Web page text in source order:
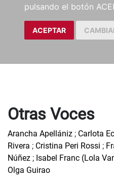
pulsando el botón
ACEPTAR
Otras Voces
Arancha Apellániz ; Carlota
Rivera ; Cristina Peri Rossi ;
Núñez ; Isabel Franc (Lola
Olga Guirao